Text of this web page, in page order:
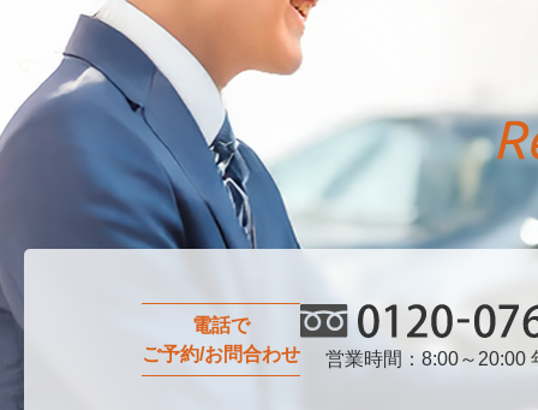
電話で
ご予約/お問合わせ
0120-076-750
営業時間：8:00～20:00